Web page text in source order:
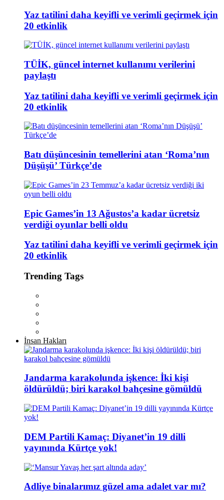
Yaz tatilini daha keyifli ve verimli geçirmek için
20 etkinlik
TÜİK, güncel internet kullanımı verilerini
paylaştı
Yaz tatilini daha keyifli ve verimli geçirmek için
20 etkinlik
Batı düşüncesinin temellerini atan ‘Roma’nın
Düşüşü’ Türkçe’de
Epic Games’in 13 Ağustos’a kadar ücretsiz
verdiği oyunlar belli oldu
Yaz tatilini daha keyifli ve verimli geçirmek için
20 etkinlik
Trending Tags
İnsan Hakları
Jandarma karakolunda işkence: İki kişi
öldürüldü; biri karakol bahçesine gömüldü
DEM Partili Kamaç: Diyanet’in 19 dilli
yayınında Kürtçe yok!
Adliye binalarımız güzel ama adalet var mı?